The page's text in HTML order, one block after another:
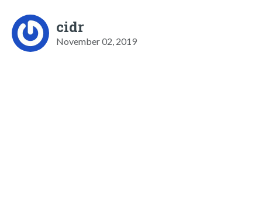
cidr
November 02, 2019